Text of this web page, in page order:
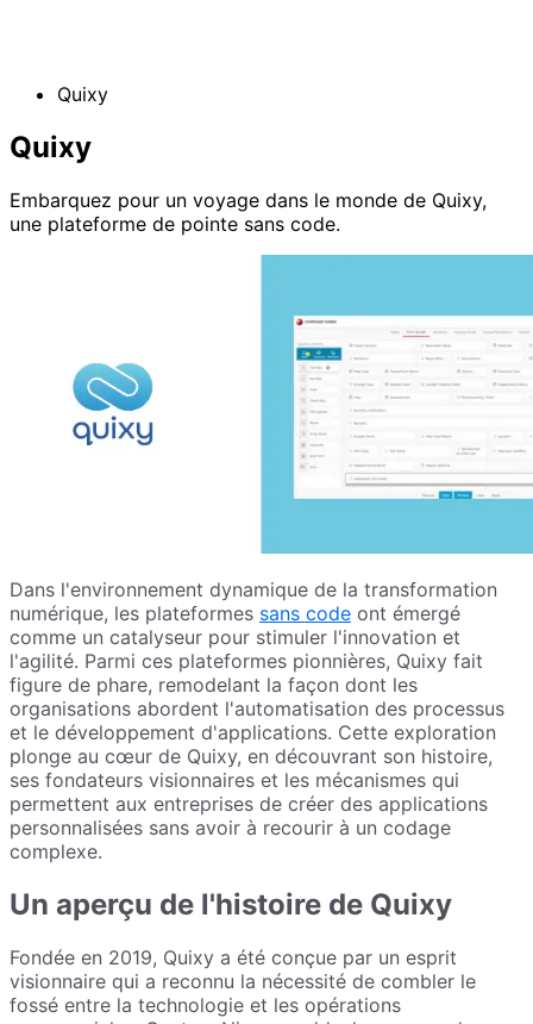
Quixy
Quixy
Embarquez pour un voyage dans le monde de Quixy,
une plateforme de pointe sans code.
Dans l'environnement dynamique de la transformation
numérique, les plateformes sans code ont émergé
comme un catalyseur pour stimuler l'innovation et
l'agilité. Parmi ces plateformes pionnières, Quixy fait
figure de phare, remodelant la façon dont les
organisations abordent l'automatisation des processus
et le développement d'applications. Cette exploration
plonge au cœur de Quixy, en découvrant son histoire,
ses fondateurs visionnaires et les mécanismes qui
permettent aux entreprises de créer des applications
personnalisées sans avoir à recourir à un codage
complexe.
Un aperçu de l'histoire de Quixy
Fondée en 2019, Quixy a été conçue par un esprit
visionnaire qui a reconnu la nécessité de combler le
fossé entre la technologie et les opérations